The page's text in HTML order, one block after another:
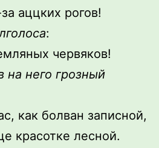
аццких рогов!
:
червяков!
на него грозный
как болван записной,
красотке лесной.